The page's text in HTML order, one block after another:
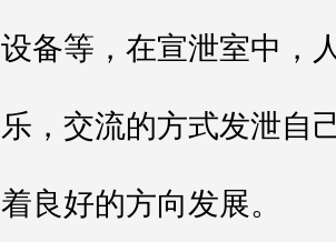
设备等，在宣泄室中，
乐，交流的方式发泄自
着良好的方向发展。